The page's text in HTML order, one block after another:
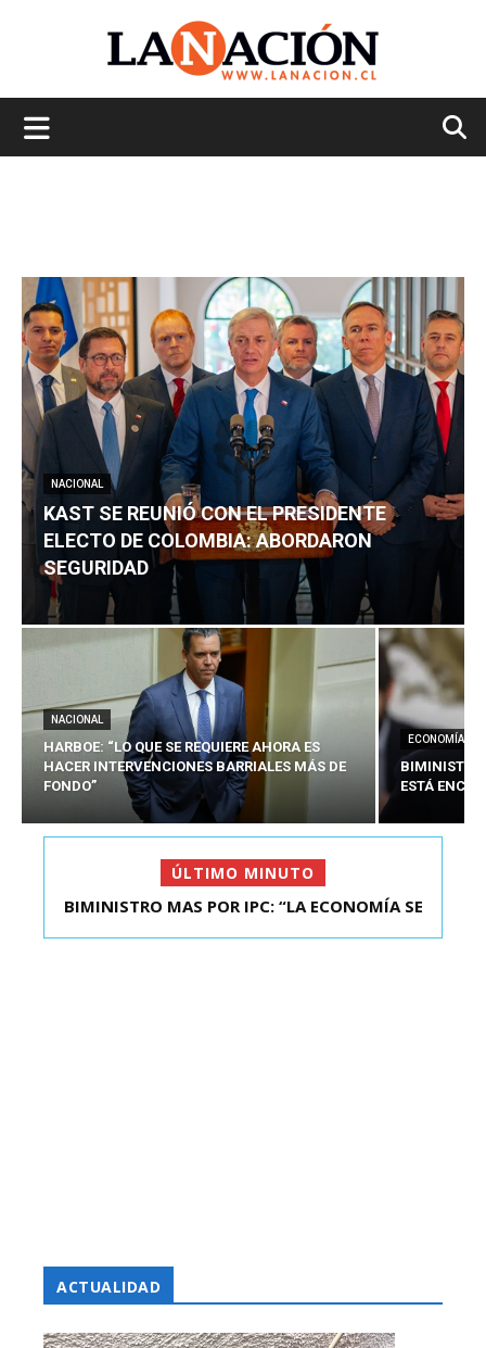
NACIONAL
KAST SE REUNIÓ CON EL PRESIDENTE
ELECTO DE COLOMBIA: ABORDARON
SEGURIDAD
NACIONAL
HARBOE: “LO QUE SE REQUIERE AHORA ES
HACER INTERVENCIONES BARRIALES MÁS DE
FONDO”
ECONOMÍA
BIMINISTRO
ESTÁ
ÚLTIMO MINUTO
KAST SE REUNIÓ CON EL PRESIDENTE ELECTO DE
BIMINISTRO MAS POR IPC: “LA ECONOMÍA SE
ACTUALIDAD